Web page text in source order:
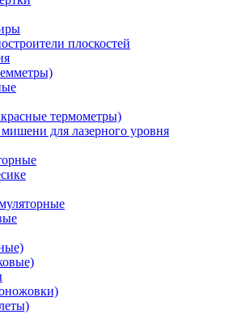
плоскостей
термометры)
для лазерного уровня